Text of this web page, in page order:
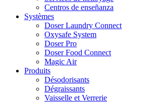
Centros de enseñanza
Systèmes
Doser Laundry Connect​
Oxysafe System
Doser Pro
Doser Food Connect
Magic Air
Produits
Désodorisants
Dégraissants
Vaisselle et Verrerie